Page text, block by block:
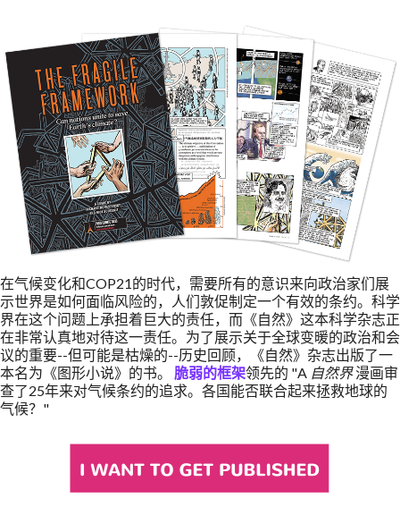
在气候变化和COP21的时代，需要所有的意识来向政治家们展
示世界是如何面临风险的，人们敦促制定一个有效的条约。科学
界在这个问题上承担着巨大的责任，而《自然》这本科学杂志正
在非常认真地对待这一责任。为了展示关于全球变暖的政治和会
议的重要--但可能是枯燥的--历史回顾，《自然》杂志出版了一
本名为《图形小说》的书。 脆弱的框架领先的 "A 自然界漫画审
查了25年来对气候条约的追求。各国能否联合起来拯救地球的
气候？"